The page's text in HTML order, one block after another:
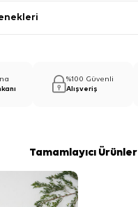
%100 Güvenli
Alışveriş
Tamamlayıcı Ürünler